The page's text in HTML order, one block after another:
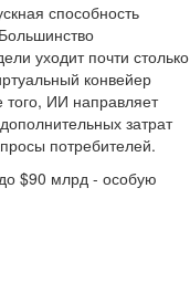
способность
уходит почти столько
конвейер
того, ИИ направляет
затрат
потребителей.
$90 млрд - особую